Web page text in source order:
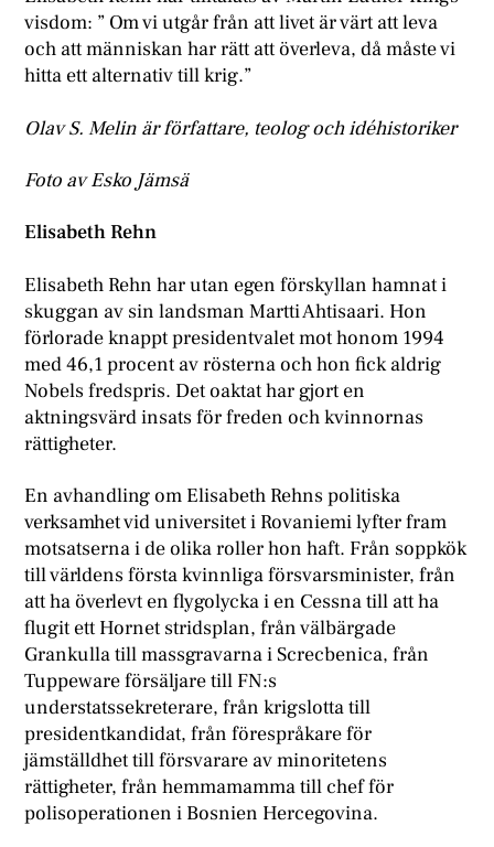
visdom: ” Om vi utgår från att livet är värt att leva
och att människan har rätt att överleva, då måste vi
hitta ett alternativ till krig.”
Olav S. Melin är författare, teolog och idéhistoriker
Foto av Esko Jämsä
Elisabeth Rehn
Elisabeth Rehn har utan egen förskyllan hamnat i
skuggan av sin landsman Martti Ahtisaari. Hon
förlorade knappt presidentvalet mot honom 1994
med 46,1 procent av rösterna och hon fick aldrig
Nobels fredspris. Det oaktat har gjort en
aktningsvärd insats för freden och kvinnornas
rättigheter.
En avhandling om Elisabeth Rehns politiska
verksamhet vid universitet i Rovaniemi lyfter fram
motsatserna i de olika roller hon haft. Från soppkök
till världens första kvinnliga försvarsminister, från
att ha överlevt en flygolycka i en Cessna till att ha
flugit ett Hornet stridsplan, från välbärgade
Grankulla till massgravarna i Screcbenica, från
Tuppeware försäljare till FN:s
understatssekreterare, från krigslotta till
presidentkandidat, från förespråkare för
jämställdhet till försvarare av minoritetens
rättigheter, från hemmamamma till chef för
polisoperationen i Bosnien Hercegovina.